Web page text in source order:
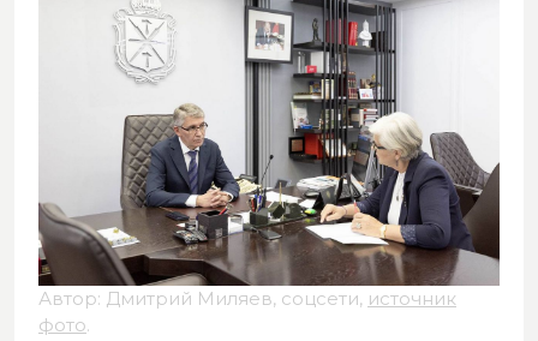
Автор: Дмитрий Миляев, соцсети, источник
фото.